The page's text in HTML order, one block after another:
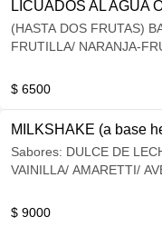
LICUADOS AL AGUA
(HASTA DOS FRUTAS)
FRUTILLA/ NARANJA-
$ 6500
MILKSHAKE (a base
Sabores: DULCE DE
VAINILLA/ AMARETTI/
$ 9000